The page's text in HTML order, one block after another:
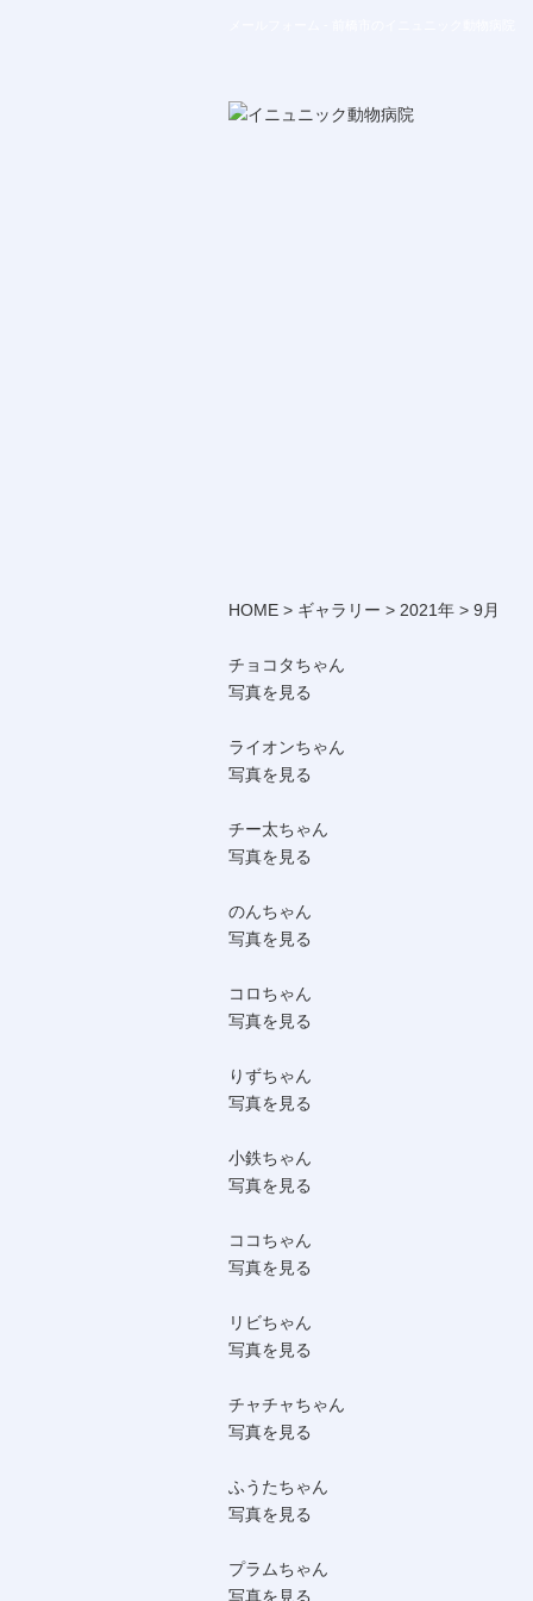
HOME > ギャラリー > 2021年 > 9月
チョコタちゃん
写真を見る
ライオンちゃん
写真を見る
チー太ちゃん
写真を見る
のんちゃん
写真を見る
コロちゃん
写真を見る
りずちゃん
写真を見る
小鉄ちゃん
写真を見る
ココちゃん
写真を見る
リビちゃん
写真を見る
チャチャちゃん
写真を見る
ふうたちゃん
写真を見る
プラムちゃん
写真を見る